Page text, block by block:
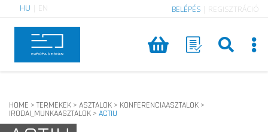
HU EN BELÉPÉS REGISZTRÁCIÓ
HOME > TERMEKEK > ASZTALOK > KONFERENCIAASZTALOK >
IRODAI_MUNKAASZTALOK > ACTIU